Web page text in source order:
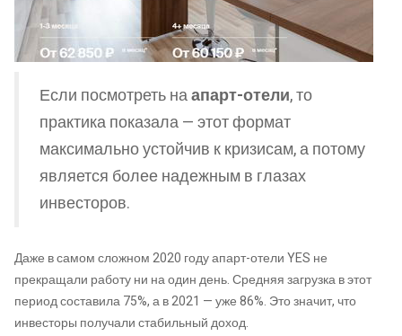
Если посмотреть наапарт-отели, то
практика показала — этот формат
максимально устойчив к кризисам, а потому
является более надежным в глазах
инвесторов.
Даже в самом сложном 2020 году апарт-отели YES не
прекращали работу ни на один день. Средняя загрузка в этот
период составила 75%, а в 2021 — уже 86%. Это значит, что
инвесторы получали стабильный доход.